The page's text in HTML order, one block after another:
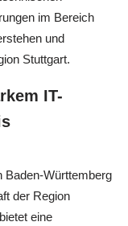
im Bereich
und
Stuttgart.
IT-
Baden-Württemberg
der Region
eine